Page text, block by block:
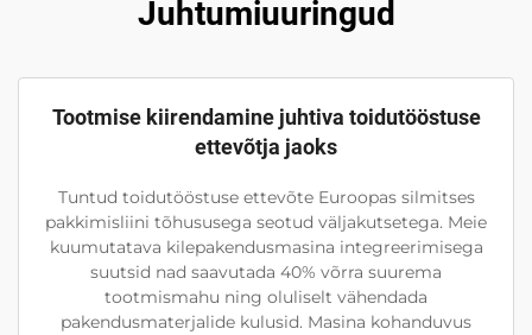
Juhtumiuuringud
Tootmise kiirendamine juhtiva toidutööstuse
ettevõtja jaoks
Tuntud toidutööstuse ettevõte Euroopas silmitses
pakkimisliini tõhususega seotud väljakutsetega. Meie
kuumutatava kilepakendusmasina integreerimisega
suutsid nad saavutada 40% võrra suurema
tootmismahu ning oluliselt vähendada
pakendusmaterjalide kulusid. Masina kohanduvus